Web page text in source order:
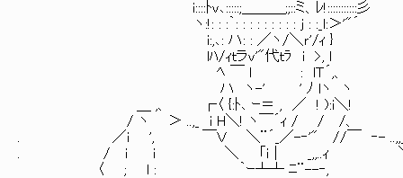
i::::ﾄｖ､:::::;＿＿＿;;::ミ、ﾚ!:::::::::::彡
ヽ:!: : :｀: : : : : : : : : j : :_l:＞'"´
i:,､: ハ: : ／ヽ/＼ｒ'/ｨ }
lﾊ/ｨｔラｖ'"代ｔﾗ i >, l
ﾍ ￣ l : lＴ´,、
ハ ヽ-' ' ﾉ lヽ ヽ
＿ ,、 ┌〈 {:ﾄ､ ｰ＝ , ／ ! ):i＼!
/ ヽ ＞ ..,_ i H＼! ヽ￣´ｨ / / /、
. ／i ', ￣Ｖ ＼¨´_／-‐'" //￣ ‐- ..,,
. / ｉ i ＼ 「ｉ | _,,..ｨ ＼
〈 ; l : ｀ｰ┴┴ ﾆ¨--‐, ´､